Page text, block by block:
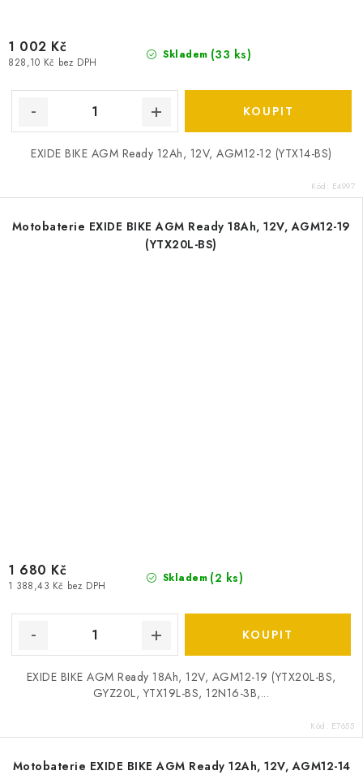
Skladem (33 ks)
828,10 Kč bez DPH
1 002 Kč
EXIDE BIKE AGM Ready 12Ah, 12V, AGM12-12 (YTX14-BS)
Kód: E4997
Motobaterie EXIDE BIKE AGM Ready 18Ah, 12V, AGM12-19
(YTX20L-BS)
Skladem (2 ks)
1 388,43 Kč bez DPH
1 680 Kč
EXIDE BIKE AGM Ready 18Ah, 12V, AGM12-19 (YTX20L-BS,
GYZ20L, YTX19L-BS, 12N16-3B,...
Kód: E7655
Motobaterie EXIDE BIKE AGM Ready 12Ah, 12V, AGM12-14